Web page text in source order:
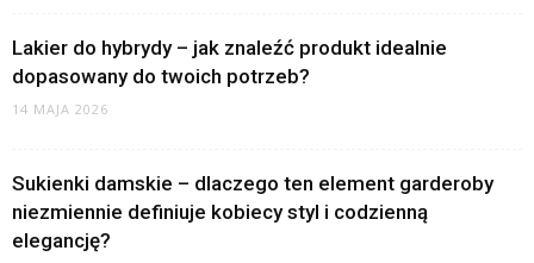
Lakier do hybrydy – jak znaleźć produkt idealnie
dopasowany do twoich potrzeb?
14 MAJA 2026
Sukienki damskie – dlaczego ten element garderoby
niezmiennie definiuje kobiecy styl i codzienną
elegancję?